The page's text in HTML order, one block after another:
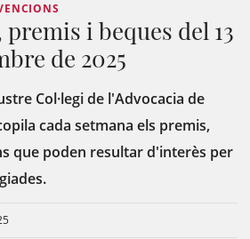
i beques del 13
de 2025
Col·legi de l'Advocacia de
cada setmana els premis,
que poden resultar d'interès per